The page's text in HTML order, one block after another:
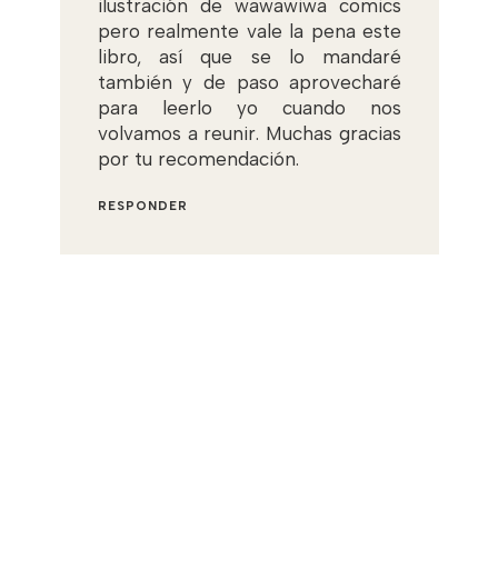
ilustración de wawawiwa comics
pero realmente vale la pena este
libro, así que se lo mandaré
también y de paso aprovecharé
para leerlo yo cuando nos
volvamos a reunir. Muchas gracias
por tu recomendación.
RESPONDER